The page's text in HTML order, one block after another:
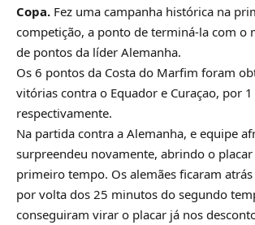
Copa. Fez uma campanha histórica na
competição, a ponto de terminá-la com o
de pontos da líder Alemanha.
Os 6 pontos da Costa do Marfim foram
vitórias contra o Equador e Curaçao, por 1
respectivamente.
Na partida contra a Alemanha, e equipe
surpreendeu novamente, abrindo o
primeiro tempo. Os alemães ficaram
por volta dos 25 minutos do segundo
conseguiram virar o placar já nos